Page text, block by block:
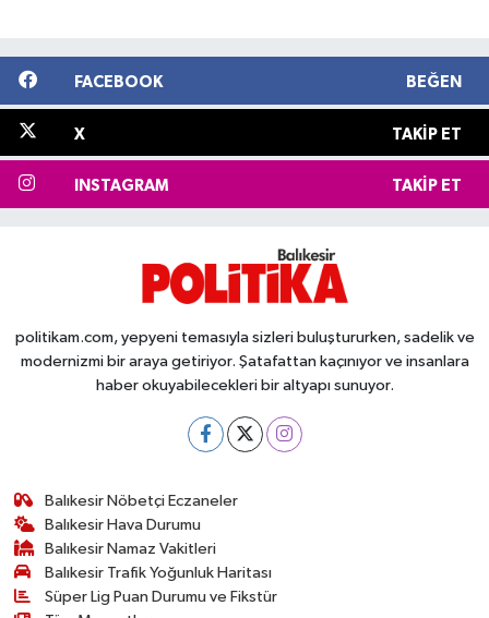
FACEBOOK BEĞEN
X TAKIP ET
INSTAGRAM TAKIP ET
politikam.com, yepyeni temasıyla sizleri buluştururken, sadelik ve
modernizmi bir araya getiriyor. Şatafattan kaçınıyor ve insanlara
haber okuyabilecekleri bir altyapı sunuyor.
Balıkesir Nöbetçi Eczaneler
Balıkesir Hava Durumu
Balıkesir Namaz Vakitleri
Balıkesir Trafik Yoğunluk Haritası
Süper Lig Puan Durumu ve Fikstür